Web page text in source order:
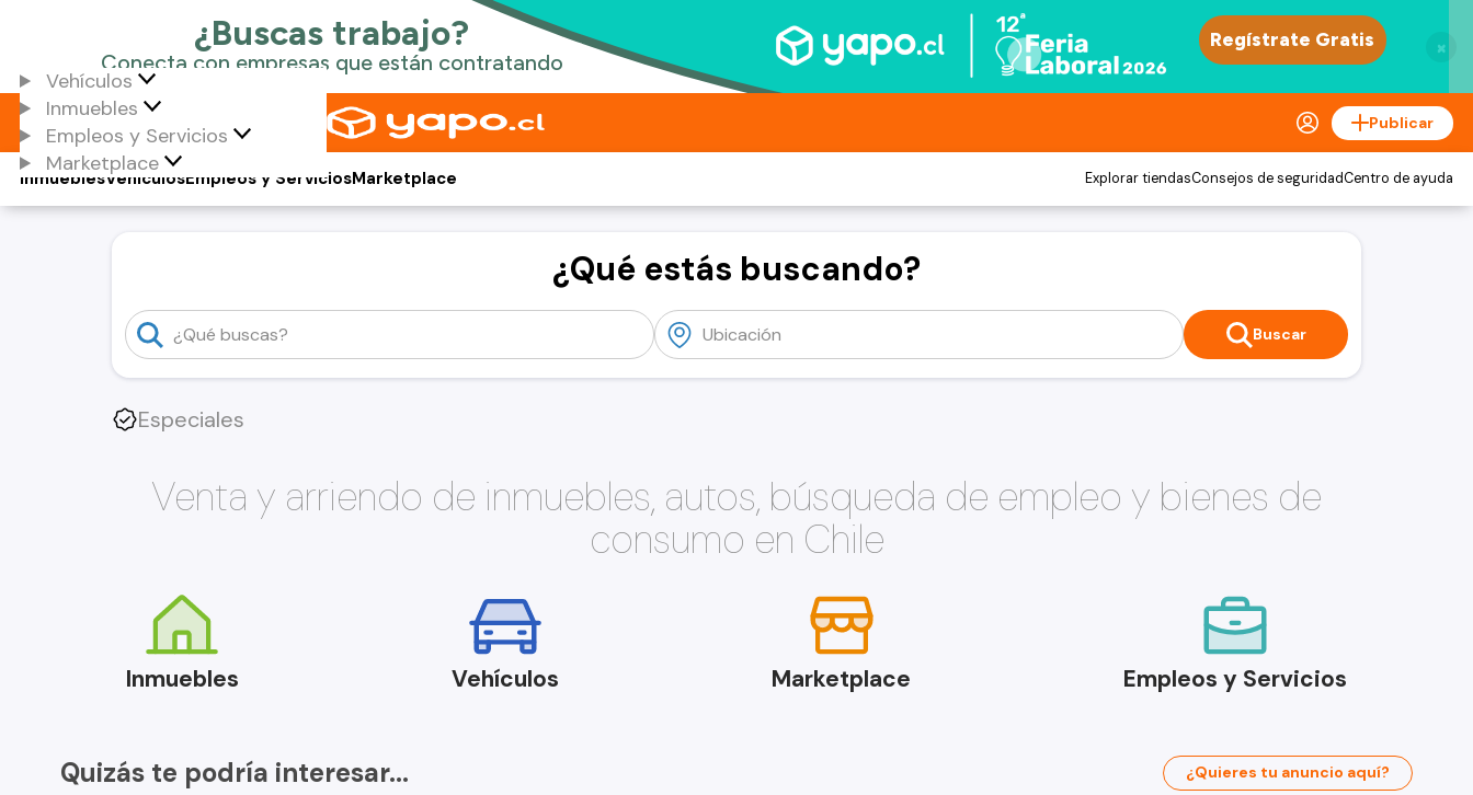
×
Vehículos
Inmuebles
Empleos y Servicios
Marketplace
Publicar
Vehículos
Inmuebles Empleos y ServiciosMarketplace Explorar tiendasConsejos de seguridadCentro de ayuda
¿Qué estás buscando?
Buscar
Especiales
Venta y arriendo de inmuebles, autos, búsqueda de empleo y bienes de
consumo en Chile
Inmuebles Vehículos Marketplace Empleos y Servicios
Quizás te podría interesar... ¿Quieres tu anuncio aquí?